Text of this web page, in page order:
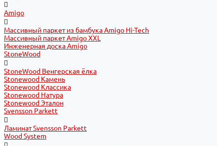
Amigo
Массивный паркет из бамбука Amigo Hi-Tech
Массивный паркет Amigo XXL
Инженерная доска Amigo
StoneWood
StoneWood Венгерская ёлка
Stonewood Камень
Stonewood Классика
Stonewood Натура
Stonewood Эталон
Svensson Parkett
Ламинат Svensson Parkett
Wood System